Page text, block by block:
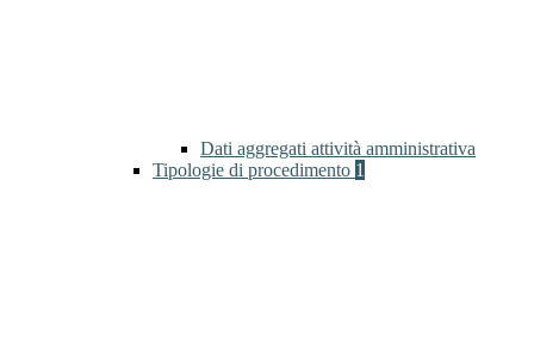
Dati aggregati attività amministrativa
Tipologie di procedimento 1